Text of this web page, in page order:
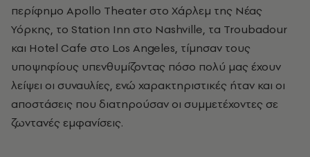
περίφημο Apollo Theater στο Χάρλεμ της Νέας
Υόρκης, το Station Inn στο Nashville, τα Troubadour
και Hotel Cafe στο Los Angeles, τίμησαν τους
υποψηφίους υπενθυμίζοντας πόσο πολύ μας έχουν
λείψει οι συναυλίες, ενώ χαρακτηριστικές ήταν και οι
αποστάσεις που διατηρούσαν οι συμμετέχοντες σε
ζωντανές εμφανίσεις.